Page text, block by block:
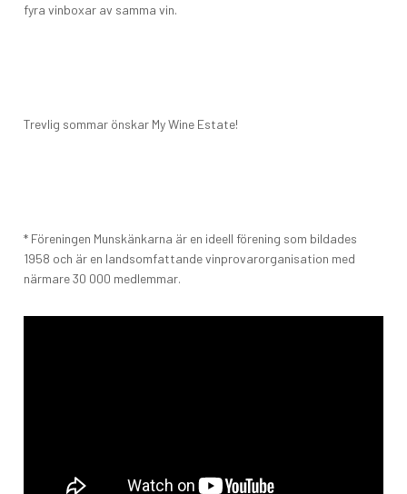
fyra vinboxar av samma vin.
Trevlig sommar önskar My Wine Estate!
* Föreningen Munskänkarna är en ideell förening som bildades
1958 och är en landsomfattande vinprovarorganisation med
närmare 30 000 medlemmar.